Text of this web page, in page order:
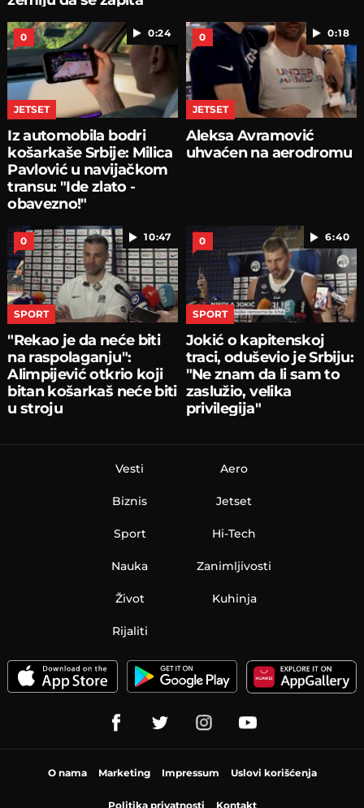
0:24
0
JETSET
Iz automobila bodri
košarkaše Srbije: Milica
Pavlović u navijačkom
transu: "Ide zlato -
obavezno!"
0:18
0
JETSET
Aleksa Avramović
uhvaćen na aerodromu
10:47
0
SPORT
"Rekao je da neće biti
na raspolaganju":
Alimpijević otkrio koji
bitan košarkaš neće biti
u stroju
6:40
0
SPORT
Jokić o kapitenskoj
traci, oduševio je Srbiju:
"Ne znam da li sam to
zaslužio, velika
privilegija"
Vesti
Biznis
Sport
Nauka
Aero
Jetset
Hi-Tech
Zanimljivosti
Život Kuhinja
Rijaliti
O nama Marketing Impressum Uslovi korišćenja
Politika privatnosti Kontakt